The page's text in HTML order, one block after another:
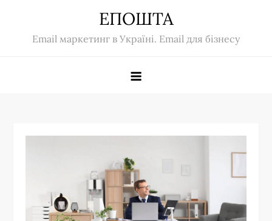
content
ЕПОШТА
Email маркетинг в Україні. Email для бізнесу